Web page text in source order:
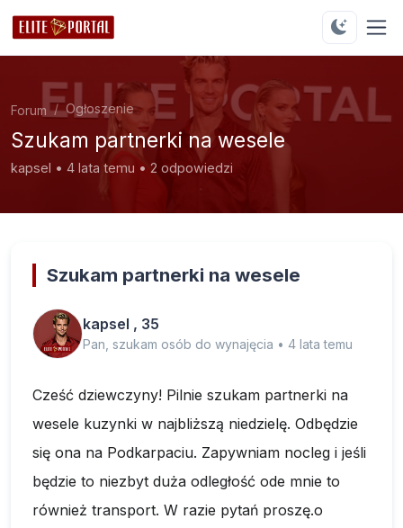
Forum Ogłoszenie
Szukam partnerki na wesele
kapsel • 4 lata temu • 2 odpowiedzi
Szukam partnerki na wesele
kapsel , 35
Pan, szukam osób do wynajęcia • 4 lata temu
Cześć dziewczyny! Pilnie szukam partnerki na
wesele kuzynki w najbliższą niedzielę. Odbędzie
się ona na Podkarpaciu. Zapywniam nocleg i jeśli
będzie to niezbyt duża odległość ode mnie to
również transport. W razie pytań proszę.o